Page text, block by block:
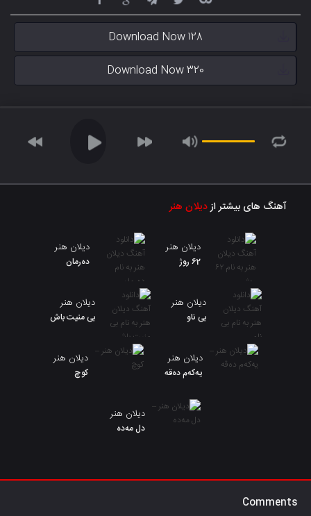
Download Now 128
Download Now 320
آهنگ های بیشتر ازدیلان هنر
دیلان هنر
62 روژ
دیلان هنر
دەرمان
دیلان هنر
بی ناو
دیلان هنر
بی منیت باش
دیلان هنر
یەکەم دەقە
دیلان هنر
کوچ
دیلان هنر
دل مەدە
Comments